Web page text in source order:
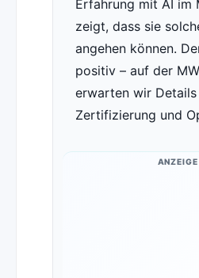
Erfahrung mit AI im
zeigt, dass sie
angehen können.
positiv – auf der
erwarten wir Details
Zertifizierung und
ANZEIGE